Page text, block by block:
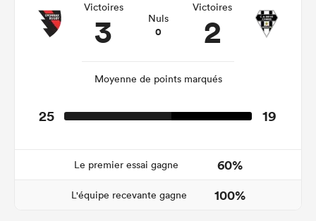
Victoires
3 Nuls
0
Victoires
2
Moyenne de points marqués
25 19
Le premier essai gagne 60%
L'équipe recevante gagne 100%